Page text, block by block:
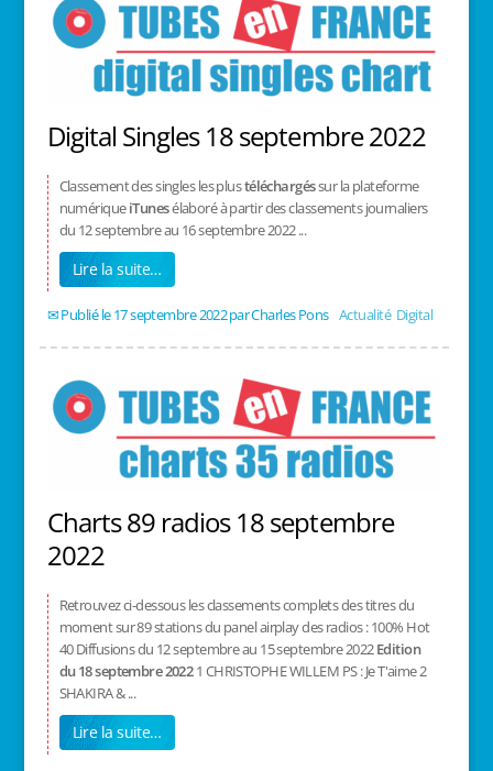
Digital Singles 18 septembre 2022
Classement des singles les plustéléchargéssur la plateforme
numériqueiTunesélaboré à partir des classements journaliers
du 12 septembre au 16 septembre 2022 ...
Lire la suite…
17 septembre 2022/ Charles Pons/Actualité, Digital
Charts 89 radios 18 septembre
2022
Retrouvez ci-dessous les classements complets des titres du
moment sur 89 stations du panel airplay des radios : 100% Hot
40 Diffusions du 12 septembre au 15 septembre 2022Edition
du 18 septembre 20221 CHRISTOPHE WILLEM PS : Je T'aime 2
SHAKIRA & ...
Lire la suite…